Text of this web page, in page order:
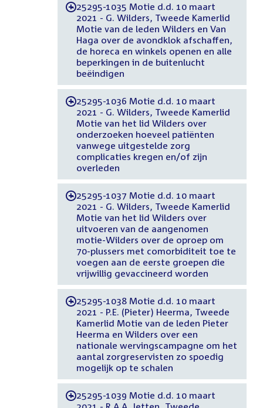
-25295-1035 Motie d.d. 10 maart
2021 - G. Wilders, Tweede Kamerlid
Motie van de leden Wilders en Van
Haga over de avondklok afschaffen,
de horeca en winkels openen en alle
beperkingen in de buitenlucht
beëindigen
-25295-1036 Motie d.d. 10 maart
2021 - G. Wilders, Tweede Kamerlid
Motie van het lid Wilders over
onderzoeken hoeveel patiënten
vanwege uitgestelde zorg
complicaties kregen en/of zijn
overleden
-25295-1037 Motie d.d. 10 maart
2021 - G. Wilders, Tweede Kamerlid
Motie van het lid Wilders over
uitvoeren van de aangenomen
motie-Wilders over de oproep om
70-plussers met comorbiditeit toe te
voegen aan de eerste groepen die
vrijwillig gevaccineerd worden
-25295-1038 Motie d.d. 10 maart
2021 - P.E. (Pieter) Heerma, Tweede
Kamerlid Motie van de leden Pieter
Heerma en Wilders over een
nationale wervingscampagne om het
aantal zorgreservisten zo spoedig
mogelijk op te schalen
-25295-1039 Motie d.d. 10 maart